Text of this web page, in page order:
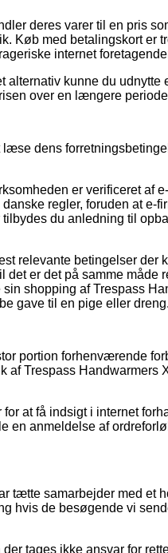
deres varer til en pris
Køb med betalingskort er
internet
alternativ kunne du udnytte
over en længere
dens
er verificeret af
regler, foruden at e-
du anledning til
relevante betingelser der
er det på samme måde
shopping af Trespass
gave til en pige eller dreng.
portion forhenværende
af Trespass Handwarmers
at få indsigt i internet
en anmeldelse af
tætte samarbejder med et
hvis de besøgende vi
tages ikke ansvar for